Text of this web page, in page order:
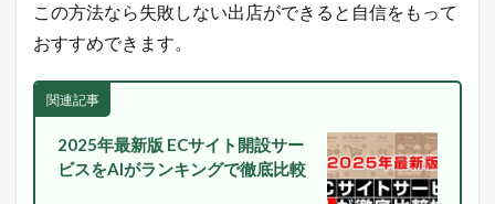
この方法なら失敗しない出店ができると自信をもって
おすすめできます。
関連記事
2025年最新版 ECサイト開設サー
ビスをAIがランキングで徹底比較